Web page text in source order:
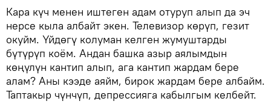
Кара күч менен иштеген адам отуруп алып да эч
нерсе кыла албайт экен. Телевизор көрүп, гезит
окуйм. Үйдөгү колуман келген жумуштарды
бүтүрүп коём. Андан башка азыр аялымдын
көңүлүн кантип алып, ага кантип жардам бере
алам? Аны кээде аяйм, бирок жардам бере албайм.
Таптакыр чүнчүп, депрессияга кабылгым келбейт.